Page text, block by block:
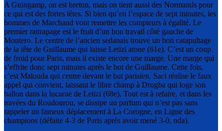
A Guingamp, on est breton, mais on tient aussi des Normands pour
ce qui est des fortes têtes. Si bien qu’en l’espace de sept minutes, les
hommes de Marchand vont remettre les compteurs à égalité. Le
premier rattrapage est le fruit d’un bon travail côté gauche de
Montero. Le centre de l’ancien sedanais trouve un bon catapultage
de la tête de Guillaume qui laisse Letizi atone (61e). C’est un coup
de froid pour Paris, mais il existe encore une marge. Une marge qui
s’effrite donc sept minutes après le but de Guillaume. Cette fois,
c’est Malouda qui centre devant le but parisien. Saci réalise le faux
appel qui convient, laissant le libre champ à Drogba qui loge son
ballon dans la lucarne de Letizi (68e). Tout est à refaire, et dans les
travées du Roudourou, se dissipe un parfum qui n’est pas sans
rappeler un fameux déplacement à La Corogne, en Ligue des
champions (défaite 4-3 de Paris après avoir mené 3-0, nda).